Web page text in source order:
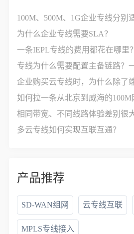
100M、500M、1G企业专线分别
为什么企业专线需要SLA？
一条IEPL专线的费用都花在哪里？
专线为什么需要配置主备链路？
如何拉一条从北京到威海的100M
相同带宽、不同线路体验差别很
多云专线如何实现互联互通？
产品推荐
SD-WAN组网 云专线互联
MPLS专线接入